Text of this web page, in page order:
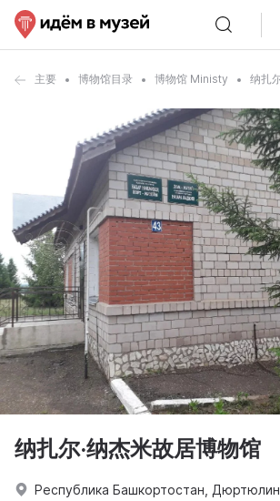
主要 博物馆目录 博物馆 Ministy 纳扎
纳扎尔·纳杰米故居博物馆
Республика Башкортостан,